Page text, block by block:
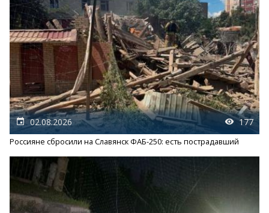
02.08.2026 177
Россияне сбросили на Славянск ФАБ-250: есть пострадавший